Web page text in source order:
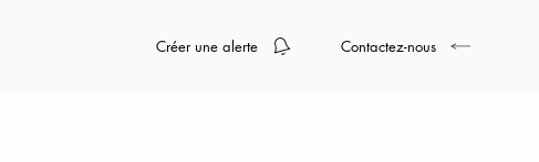
Créer une alerte Contactez-nous